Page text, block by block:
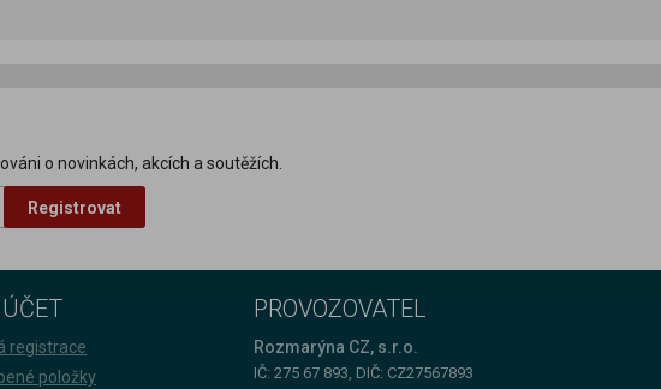
o novinkách, akcích a soutěžích.
Registrovat
registrace
položky
PROVOZOVATEL
Rozmarýna CZ, s.r.o.
IČ: 275 67 893, DIČ: CZ27567893